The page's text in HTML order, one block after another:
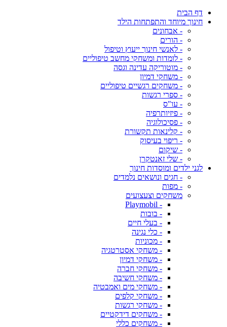
דף הבית
חינוך מיוחד והתפתחות הילד
- אבחונים
- הורים
- לאנשי חינוך ייעוץ וטיפול
- לומדות ומשחקי מחשב טיפוליים
- מוטוריקה עדינה וגסה
- משחקי דמיון
- משחקים רגשיים טיפוליים
- ספרי רגשות
- עו"ס
- פיזיותרפיה
- פסיכולוגיה
- קלינאות תקשורת
- ריפוי בעיסוק
- שיקום
- שלי זאנטקרן
לגני ילדים ומוסדות חינוך
- חגים ונושאים נלמדים
- מפות
משחקים וצעצועים
- Playmobil
- בובות
- בעלי חיים
- כלי נגינה
- מכוניות
- משחקי אסטרטגיה
- משחקי דמיון
- משחקי חברה
- משחקי חשיבה
- משחקי מים ואמבטיה
- משחקי קלפים
- משחקי רגשות
- משחקים דידקטיים
- משחקים כללי